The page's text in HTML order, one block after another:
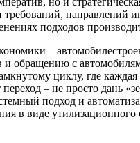
направлений
подходов
–
обращению с
циклу, где
– не просто дань
подход и
в виде утилизационного